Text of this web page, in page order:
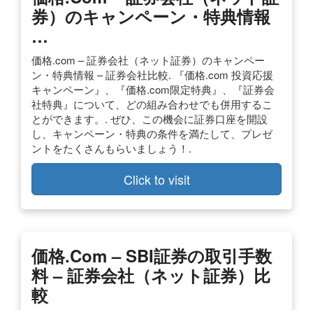
券）のキャンペーン・特典情報
…
価格.com – 証券会社（ネット証券）のキャンペー
ン・特典情報 – 証券会社比較. 『価格.com 投資応援
キャンペーン』、『価格.com限定特典』、『証券会
社特典』について、どの組み合わせでも併用するこ
とができます。. ぜひ、この機会に証券口座を開設
し、キャンペーン・特典の条件を満たして、プレゼ
ントをたくさんもらいましょう！.
Click to visit
価格.com – SBI証券の取引手数
料 – 証券会社（ネット証券）比
較